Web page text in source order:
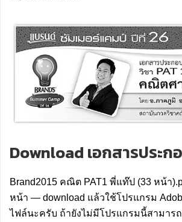
Download เอกสารประก
Brand2015 คณิต PAT1 พี่แท๊ป (33 หน้า
หน้า — download แล้วใช้โปรแกรม
ไฟล์นะครับ ถ้ายังไม่มีโปรแกรมนี้สามาร